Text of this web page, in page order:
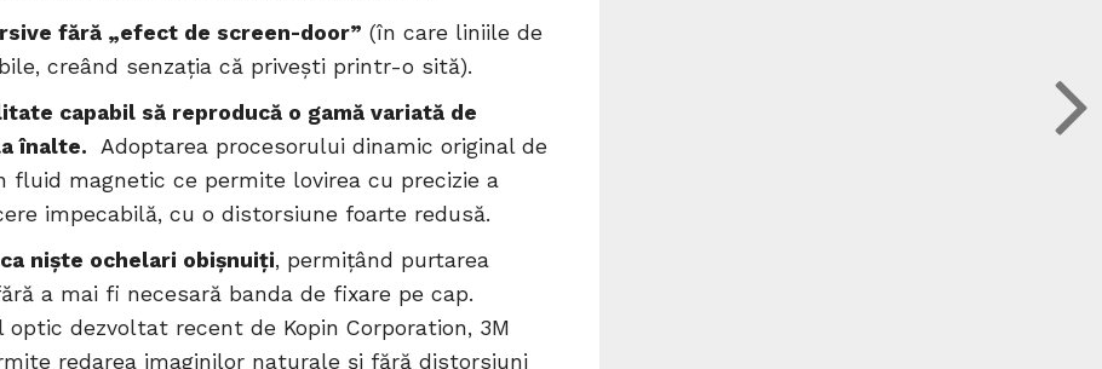
fără „efect de screen-door” (în care liniile de
creând senzația că privești printr-o sită).
capabil să reproducă o gamă variată de
înalte. Adoptarea procesorului dinamic original de
fluid magnetic ce permite lovirea cu precizie a
impecabilă, cu o distorsiune foarte redusă.
niște ochelari obișnuiți, permițând purtarea
a mai fi necesară banda de fixare pe cap.
dezvoltat recent de Kopin Corporation, 3M
redarea imaginilor naturale și fără distorsiuni